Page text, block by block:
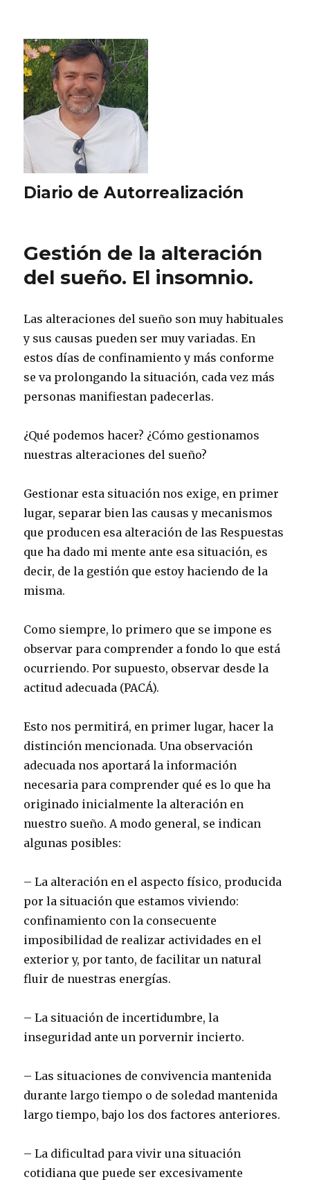
Diario de Autorrealización
Gestión de la alteración
del sueño. El insomnio.
Las alteraciones del sueño son muy habituales
y sus causas pueden ser muy variadas. En
estos días de confinamiento y más conforme
se va prolongando la situación, cada vez más
personas manifiestan padecerlas.
¿Qué podemos hacer? ¿Cómo gestionamos
nuestras alteraciones del sueño?
Gestionar esta situación nos exige, en primer
lugar, separar bien las causas y mecanismos
que producen esa alteración de las Respuestas
que ha dado mi mente ante esa situación, es
decir, de la gestión que estoy haciendo de la
misma.
Como siempre, lo primero que se impone es
observar para comprender a fondo lo que está
ocurriendo. Por supuesto, observar desde la
actitud adecuada (PACÁ).
Esto nos permitirá, en primer lugar, hacer la
distinción mencionada. Una observación
adecuada nos aportará la información
necesaria para comprender qué es lo que ha
originado inicialmente la alteración en
nuestro sueño. A modo general, se indican
algunas posibles:
– La alteración en el aspecto físico, producida
por la situación que estamos viviendo:
confinamiento con la consecuente
imposibilidad de realizar actividades en el
exterior y, por tanto, de facilitar un natural
fluir de nuestras energías.
– La situación de incertidumbre, la
inseguridad ante un porvernir incierto.
– Las situaciones de convivencia mantenida
durante largo tiempo o de soledad mantenida
largo tiempo, bajo los dos factores anteriores.
– La dificultad para vivir una situación
cotidiana que puede ser excesivamente